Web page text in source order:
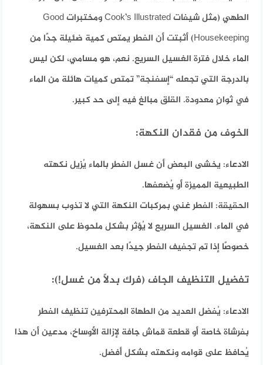
الطهي (مثل شيفات Cook’s Illustrated ومختبرات Good
Housekeeping) أثبتت أن الفطر يمتص كمية ضئيلة جدًا من
الماء خلال فترة الغسيل السريع. نعم، هو مسامي، لكن ليس
بالدرجة التي تجعله “إسفنجة” تمتص كميات هائلة من الماء
في ثوانٍ معدودة. القلق مبالغ فيه إلى حد كبير.
الخوف من فقدان النكهة:
الادعاء: يخشى البعض أن غسل الفطر بالماء يُزيل نكهته
الطبيعية المميزة أو يُضعفها.
الحقيقة: الفطر غني بمركبات النكهة التي لا تذوب بسهولة
في الماء. الغسيل السريع لا يُؤثر بشكل ملحوظ على النكهة،
خصوصًا إذا تم تجفيف الفطر جيدًا بعد الغسيل.
تفضيل التنظيف الجاف (فرك بدلاً من غسل!):
الادعاء: يُفضل العديد من الطهاة المحترفين تنظيف الفطر
بفرشاة خاصة أو قطعة قماش جافة لإزالة الأوساخ، مدعين أن هذا
يُحافظ على قوامه ونكهته بشكل أفضل.